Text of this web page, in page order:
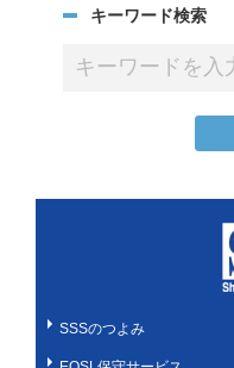
キーワード検索
SSSのつよみ